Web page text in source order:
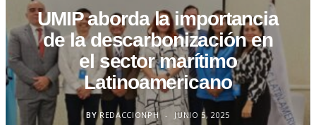
k
UMIP aborda la importancia
de la descarbonización en
el sector marítimo
Latinoamericano
BY REDACCIONPH JUNIO 5, 2025